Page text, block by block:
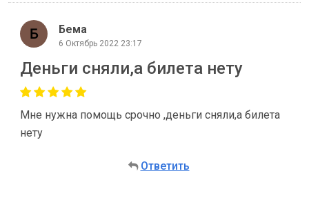
Бема
6 Октябрь 2022 23:17
Деньги сняли,а билета нету
Мне нужна помощь срочно ,деньги сняли,а билета
нету
Ответить